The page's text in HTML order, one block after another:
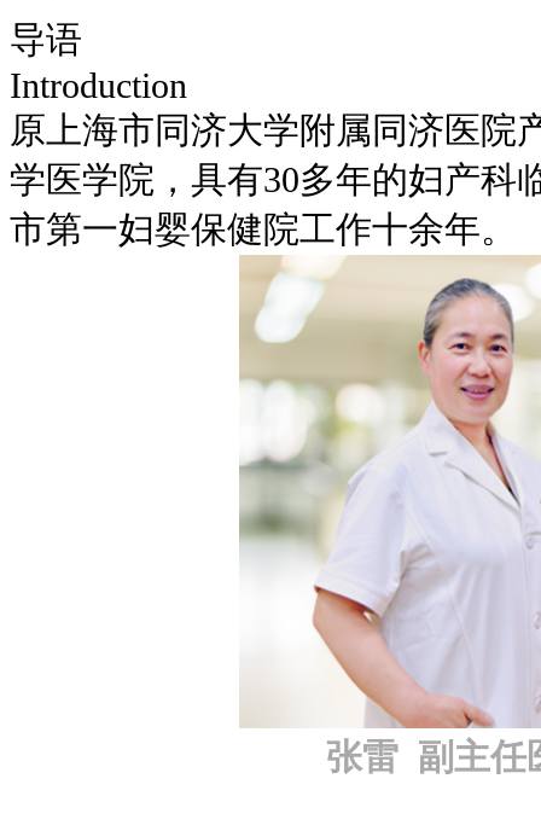
导语
Introduction
原上海市同济大学附属同济医院
学医学院，具有30多年的妇产科
市第一妇婴保健院工作十余年。
张雷 副主任